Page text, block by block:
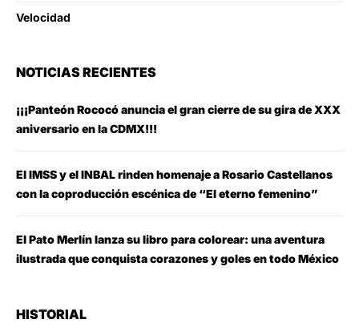
Velocidad
NOTICIAS RECIENTES
¡¡¡Panteón Rococó anuncia el gran cierre de su gira de XXX
aniversario en la CDMX!!!
El IMSS y el INBAL rinden homenaje a Rosario Castellanos
con la coproducción escénica de “El eterno femenino”
El Pato Merlín lanza su libro para colorear: una aventura
ilustrada que conquista corazones y goles en todo México
HISTORIAL